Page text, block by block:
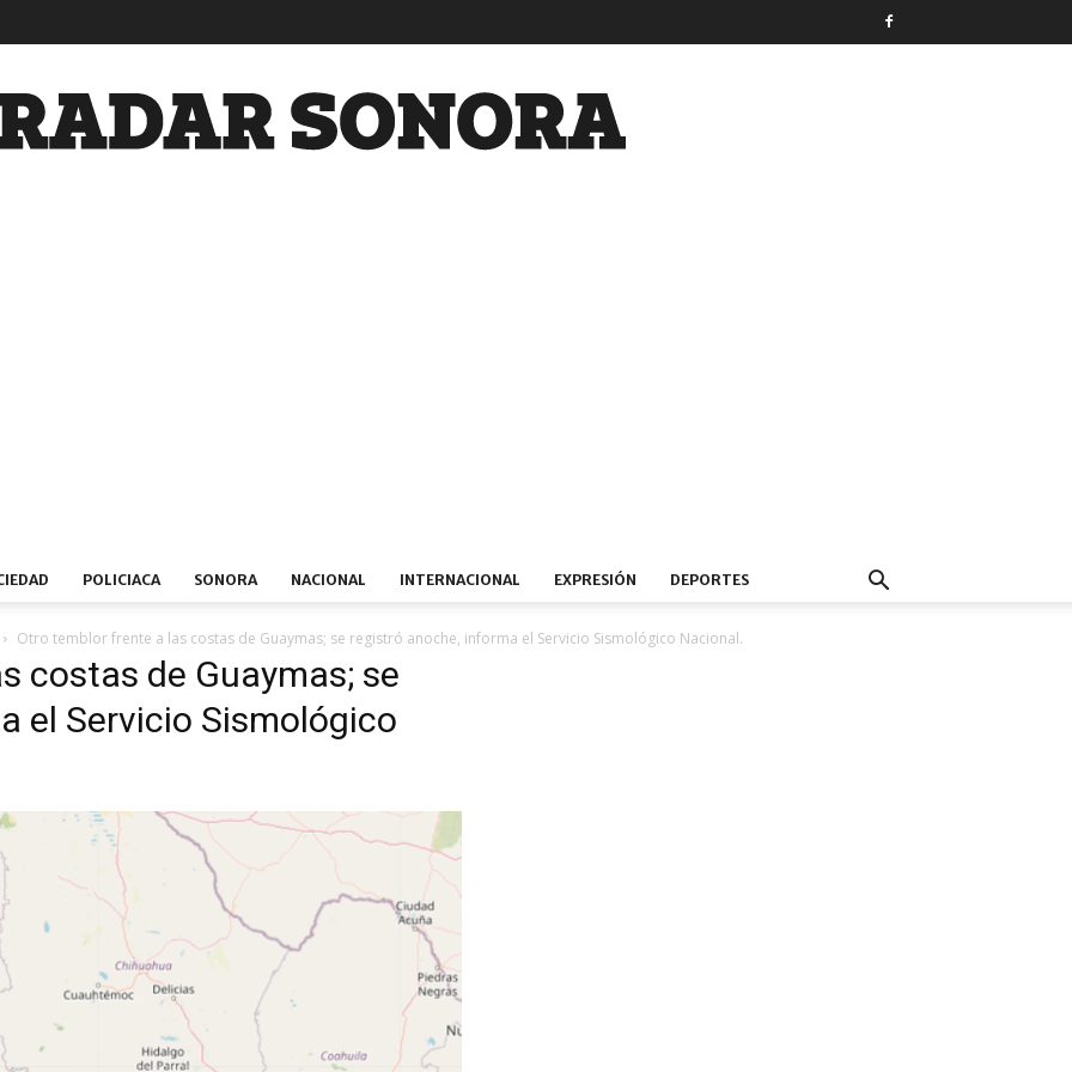
POLICIACA SONORA NACIONAL INTERNACIONAL EXPRESIÓN DEPORTES
Otro temblor frente a las costas de Guaymas; se registró anoche, informa el Servicio Sismológico Nacional.
costas de Guaymas; se
el Servicio Sismológico